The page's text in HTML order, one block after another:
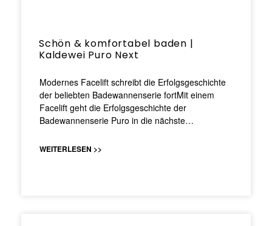
Schön & komfortabel baden |
Kaldewei Puro Next
Modernes Facelift schreibt die Erfolgsgeschichte
der beliebten Badewannenserie fortMit einem
Facelift geht die Erfolgsgeschichte der
Badewannenserie Puro in die nächste…
WEITERLESEN >>